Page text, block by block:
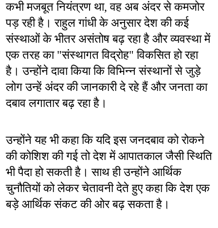
कभी मजबूत नियंत्रण था, वह अब अंदर से कमजोर
पड़ रही है। राहुल गांधी के अनुसार देश की कई
संस्थाओं के भीतर असंतोष बढ़ रहा है और व्यवस्था में
एक तरह का "संस्थागत विद्रोह" विकसित हो रहा
है। उन्होंने दावा किया कि विभिन्न संस्थानों से जुड़े
लोग उन्हें अंदर की जानकारी दे रहे हैं और जनता का
दबाव लगातार बढ़ रहा है।
उन्होंने यह भी कहा कि यदि इस जनदबाव को रोकने
की कोशिश की गई तो देश में आपातकाल जैसी स्थिति
भी पैदा हो सकती है। साथ ही उन्होंने आर्थिक
चुनौतियों को लेकर चेतावनी देते हुए कहा कि देश एक
बड़े आर्थिक संकट की ओर बढ़ सकता है।